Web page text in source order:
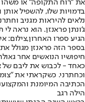
את "רוח התקופה" או
בדמויות שלו, להשפיל אותן
נלאים להיראות מגניב
ג'ונתן פראנזן. הוא נראה
הגיע ספרו האחרון,צילום:
בספר הזה פראנזן מגולל
חיפושיו הנואשים אחר
כאחד - לכבוש את ליבם של
וכחתרני. כשקראתי את
הכתיבה המיומנת
הילה רגב